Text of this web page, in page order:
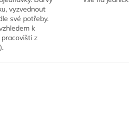
vyzvednout
své potřeby.
k
z